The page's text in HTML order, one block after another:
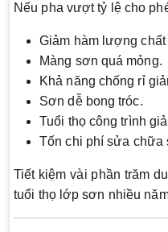
Nếu pha vượt tỷ lệ cho
Giảm hàm lượng chất
Màng sơn quá mỏng.
Khả năng chống rỉ
Sơn dễ bong tróc.
Tuổi thọ công trình
Tốn chi phí sửa chữa
Tiết kiệm vài phần trăm
tuổi thọ lớp sơn nhiều